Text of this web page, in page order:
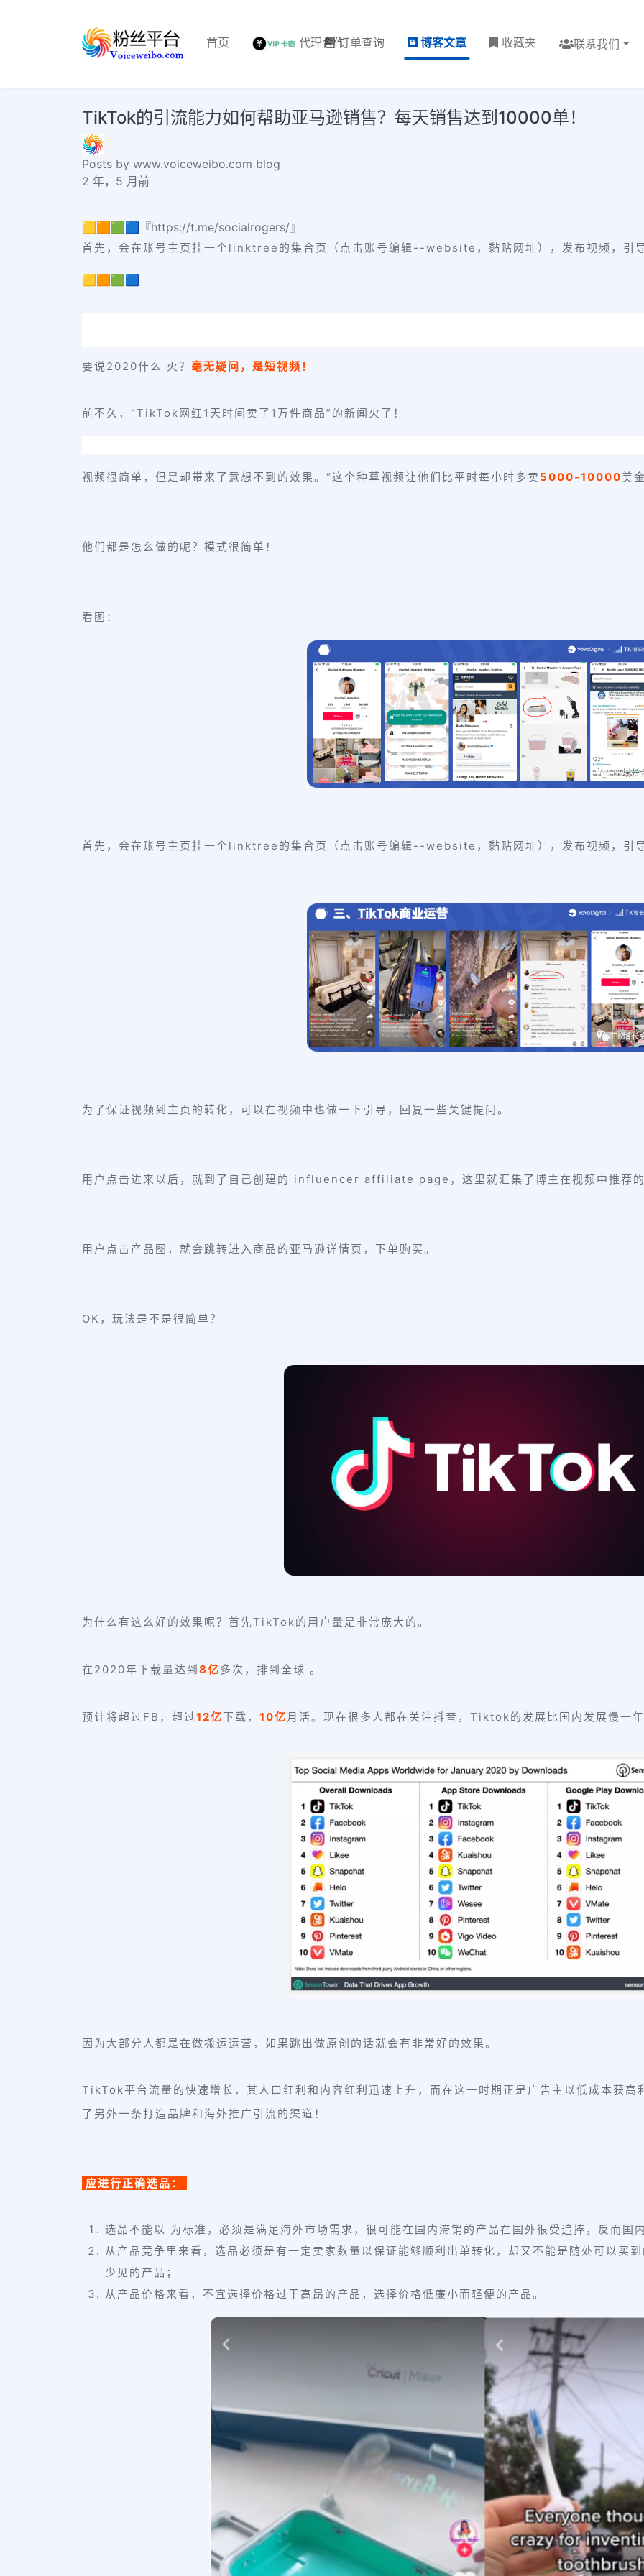
首页 代理合作订单查询 博客文章 收藏夹 联系我们
TikTok的引流能力如何帮助亚马逊销售？每天销售达到10000单！
Posts by www.voiceweibo.com blog
2 年，5 月前
🟨🟧🟩🟦『https://t.me/socialrogers/』
首先，会在账号主页挂一个linktree的集合页（点击账号编辑--website，黏贴网址），发布视频，
🟨🟧🟩🟦
要说2020什么 火？ 毫无疑问，是短视频！
前不久，“TikTok网红1天时间卖了1万件商品”的新闻火了！
视频很简单，但是却带来了意想不到的效果。“这个种草视频让他们比平时每小时多卖 5000-10000美
他们都是怎么做的呢？ 模式很简单！
看图：
首先，会在账号主页挂一个linktree的集合页（点击账号编辑--website，黏贴网址），发布视频，
为了保证视频到主页的转化，可以在视频中也做一下引导，回复一些关键提问。
用户点击进来以后，就到了自己创建的 influencer affiliate page，这里就汇集了博主在视频中推荐
用户点击产品图，就会跳转进入商品的亚马逊详情页，下单购买。
OK，玩法是不是很简单？
为什么有这么好的效果呢？首先TikTok的用户量是非常庞大的。
在2020年下载量达到8亿多次，排到全球 。
预计将超过FB，超过12亿下载， 10亿 月活。现在很多人都在关注抖音，Tiktok的发展比国内发展慢一
因为大部分人都是在做搬运运营，如果跳出做原创的话就会有非常好的效果。
TikTok平台流量的快速增长，其人口红利和内容红利迅速上升，而在这一时期正是广告主以低成本获
了另外一条打造品牌和海外推广引流的渠道！
应进行正确选品：
选品不能以 为标准，必须是满足海外市场需求，很可能在国内滞销的产品在国外很受追捧，反而国
从产品竞争里来看，选品必须是有一定卖家数量以保证能够顺利出单转化，却又不能是随处可以买
少见的产品；
从产品价格来看，不宜选择价格过于高昂的产品，选择价格低廉小而轻便的产品。